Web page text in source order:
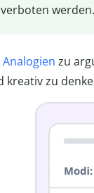
verboten werden.
Analogien zu
kreativ zu